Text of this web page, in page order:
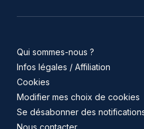
Qui sommes-nous ?
Infos légales / Affiliation
Cookies
Modifier mes choix de cookies
Se désabonner des